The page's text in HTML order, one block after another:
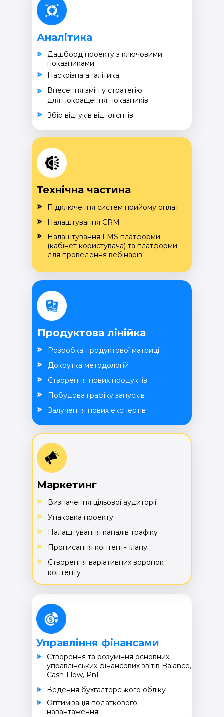
Управління фінансами
Cтворення та розуміння основних
управлінських фінансових звітів Balance,
Cash-Flow, PnL
Ведення бухгалтерського обліку
Оптимізація податкового
навантаження
Аналітика
Дашборд проекту з ключовими
показниками
Внесення змін у стратегію
для покращення показників
Збір відгуків від клієнтів
Наскрізна аналітика
Технічна частина
Підключення систем прийому оплат
Налаштування LMS платформи
(кабінет користувача) та платформи
для проведення вебінарів
Налаштування CRM
Продуктова лінійка
Розробка продуктової матриці
Створення нових продуктів
Докрутка методологій
Побудова графіку запусків
Залучення нових експертів
Маркетинг
Визначення цільової аудиторії
Налаштування каналів трафіку
Створення варіативних воронок
контенту
Упаковка проекту
Прописання контент-плану